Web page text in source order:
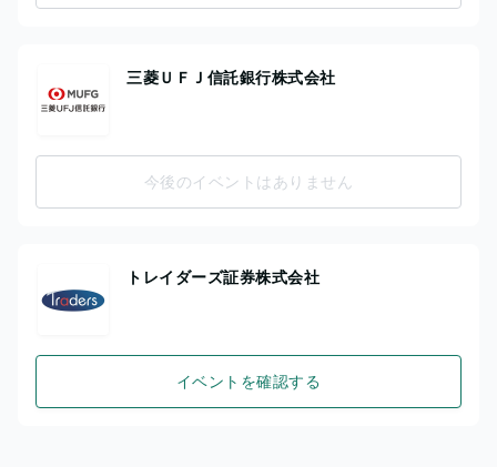
三菱ＵＦＪ信託銀行株式会社
今後のイベントはありません
トレイダーズ証券株式会社
イベントを確認する